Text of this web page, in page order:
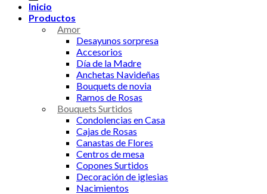
Inicio
Productos
Amor
Desayunos sorpresa
Accesorios
Día de la Madre
Anchetas Navideñas
Bouquets de novia
Ramos de Rosas
Bouquets Surtidos
Condolencias en Casa
Cajas de Rosas
Canastas de Flores
Centros de mesa
Copones Surtidos
Decoración de iglesias
Nacimientos